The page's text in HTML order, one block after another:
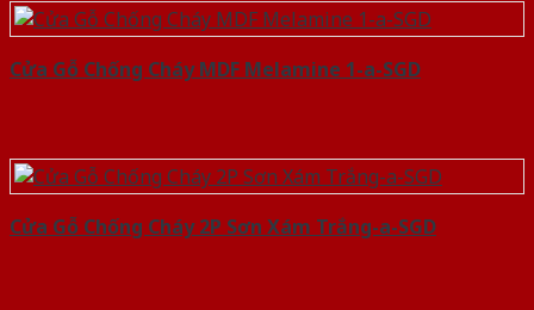
Cửa Gỗ Chống Cháy MDF Melamine 1-a-SGD
Cửa Gỗ Chống Cháy 2P Sơn Xám Trắng-a-SGD